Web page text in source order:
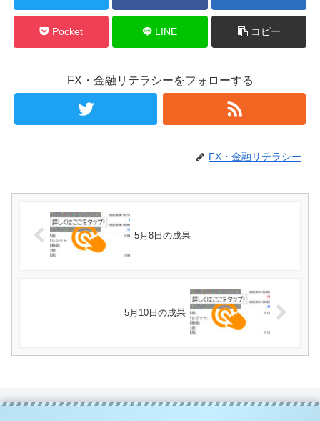
Pocket LINE コピー
FX・金融リテラシーをフォローする
FX・金融リテラシー
5月8日の成果
5月10日の成果